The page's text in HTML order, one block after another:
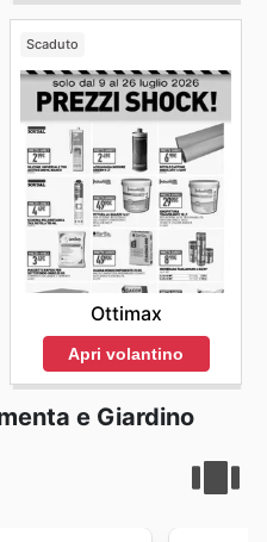
Scaduto
Ottimax
Apri volantino
e Giardino